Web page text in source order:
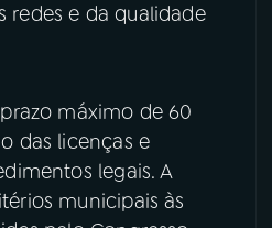
redes e da qualidade
máximo de 60
das licenças e
legais. A
municipais às